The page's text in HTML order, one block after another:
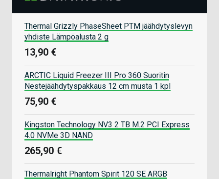
Thermal Grizzly PhaseSheet PTM jäähdytyslevyn
yhdiste Lämpöalusta 2 g
13,90 €
ARCTIC Liquid Freezer III Pro 360 Suoritin
Nestejäähdytyspakkaus 12 cm musta 1 kpl
75,90 €
Kingston Technology NV3 2 TB M.2 PCI Express
4.0 NVMe 3D NAND
265,90 €
Thermalright Phantom Spirit 120 SE ARGB